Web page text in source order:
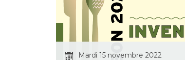
Mardi 15 novembre 2022